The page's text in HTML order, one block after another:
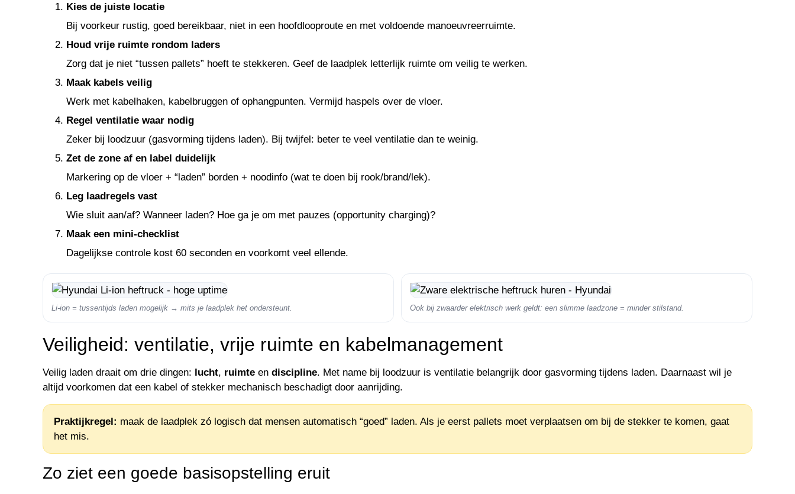
Kies de juiste locatie
Bij voorkeur rustig, goed bereikbaar, niet in een hoofdlooproute en met voldoende manoeuvreerruimte.
Houd vrije ruimte rondom laders
Zorg dat je niet “tussen pallets” hoeft te stekkeren. Geef de laadplek letterlijk ruimte om veilig te werken.
Maak kabels veilig
Werk met kabelhaken, kabelbruggen of ophangpunten. Vermijd haspels over de vloer.
Regel ventilatie waar nodig
Zeker bij loodzuur (gasvorming tijdens laden). Bij twijfel: beter te veel ventilatie dan te weinig.
Zet de zone af en label duidelijk
Markering op de vloer + “laden” borden + noodinfo (wat te doen bij rook/brand/lek).
Leg laadregels vast
Wie sluit aan/af? Wanneer laden? Hoe ga je om met pauzes (opportunity charging)?
Maak een mini-checklist
Dagelijkse controle kost 60 seconden en voorkomt veel ellende.
Li-ion = tussentijds laden mogelijk → mits je laadplek het ondersteunt. Ook bij zwaarder elektrisch werk geldt: een slimme laadzone = minder stilstand.
Veiligheid: ventilatie, vrije ruimte en kabelmanagement
Veilig laden draait om drie dingen: lucht, ruimte en discipline. Met name bij loodzuur is ventilatie belangrijk door gasvorming tijdens laden. Daarnaast wil je
altijd voorkomen dat een kabel of stekker mechanisch beschadigt door aanrijding.
Praktijkregel: maak de laadplek zó logisch dat mensen automatisch “goed” laden. Als je eerst pallets moet verplaatsen om bij de stekker te komen, gaat
het mis.
Zo ziet een goede basisopstelling eruit